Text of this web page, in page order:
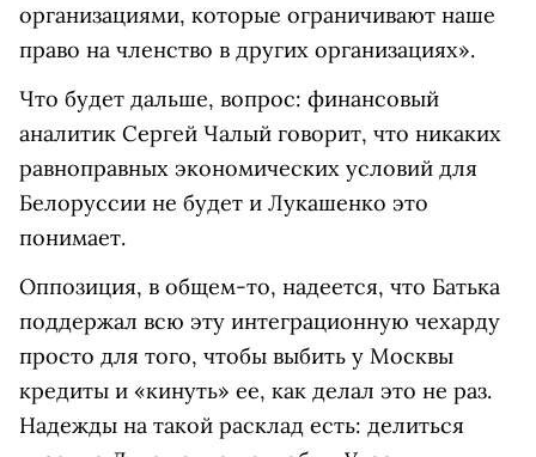
организациями, которые ограничивают наше
право на членство в других организациях».
Что будет дальше, вопрос: финансовый
аналитик Сергей Чалый говорит, что никаких
равноправных экономических условий для
Белоруссии не будет и Лукашенко это
понимает.
Оппозиция, в общем-то, надеется, что Батька
поддержал всю эту интеграционную чехарду
просто для того, чтобы выбить у Москвы
кредиты и «кинуть» ее, как делал это не раз.
Надежды на такой расклад есть: делиться